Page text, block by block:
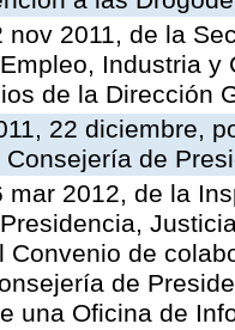
nov 2011, de la
Industria
de la Dirección
22 diciembre,
Consejería de
mar 2012, de la
Convenio de
de
una Oficina de